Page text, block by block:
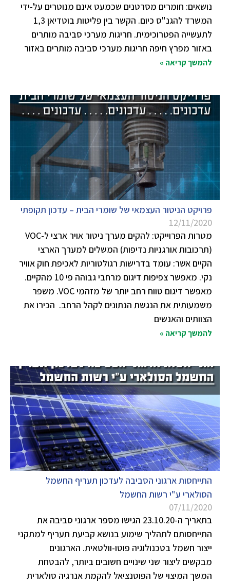
נושאים: חומרים מסרטנים שכמעט אינם מנוטרים על-ידי
המשרד להגנ"ס כיום. הקשר בין פליטות בוטדיאן 1,3
לתעשייה הפטרוכימית. חריגות מערכי סביבה מותרים
באזור מפרץ חיפה חריגות מערכי סביבה מותרים באזור
להמשך קריאה »
פרויקט הניטור העצמאי של שומרי הבית – עדכון תקופתי
12/11/2020
מטרות הפרוייקט: להקים מערך ניטור אויר ארצי ל-VOC
(תרכובות אורגניות נדיפות) המשלים למערך הארצי
הקיים אשר: עומד בדרישות רגולטוריות לאכיפת חוק אוויר
נקי. מאפשר צפיפות דיגום מרחבי גבוהה פי 10 מהקיים.
מאפשר דיגום טווח רחב יותר של מזהמי VOC. משפר
משמעותית את הנגשת הנתונים לקהל הרחב. הכירו את
הצוותים והאנשים
להמשך קריאה »
התייחסות ארגוני הסביבה לעדכון תעריף החשמל
הסולארי ע"י רשות החשמל
07/11/2020
בתאריך ה-23.10.20 הגישו מספר ארגוני סביבה את
התייחסותם לתהליך שימוע בנושא קביעת תעריף למתקני
ייצור חשמל בטכנולוגיה פוטו-וולטאית. הארגונים
מבקשים ליצור שני שינויים חשובים ביותר, להבטחת
המשך המיצוי של הפוטנציאל להקמת אנרגיה סולארית